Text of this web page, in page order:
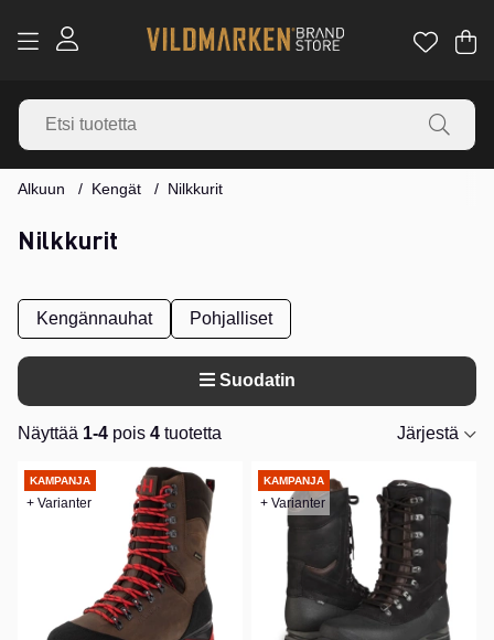
.
Alkuun Kengät Nilkkurit
Nilkkurit
Kengännauhat Pohjalliset
Suodatin
Näyttää 1-4 pois 4 tuotetta
Järjestä
Tuotteet
KAMPANJA
+ Varianter
KAMPANJA
+ Varianter